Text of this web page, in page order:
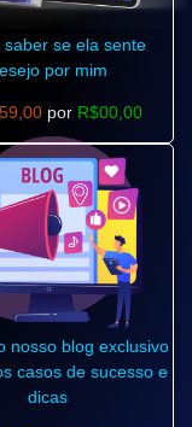
saber se ela sente
por mim
por R$00,00
nosso blog exclusivo
casos de sucesso e
dicas